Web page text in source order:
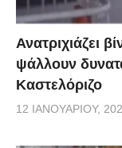
Ανατριχιάζει
ψάλλουν
Καστελόριζο
12 ΙΑΝΟΥΑΡΊΟΥ,